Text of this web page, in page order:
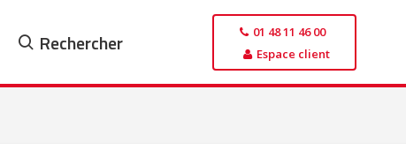
Rechercher
01 48 11 46 00
Espace client